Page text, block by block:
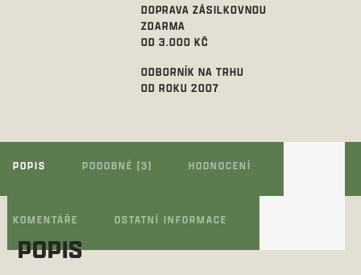
DOPRAVA ZÁSILKOVNOU
ZDARMA
OD 3.000 KČ
ODBORNÍK NA TRHU
OD ROKU 2007
POPIS PODOBNÉ (3) HODNOCENÍ
KOMENTÁŘE OSTATNÍ INFORMACE
POPIS